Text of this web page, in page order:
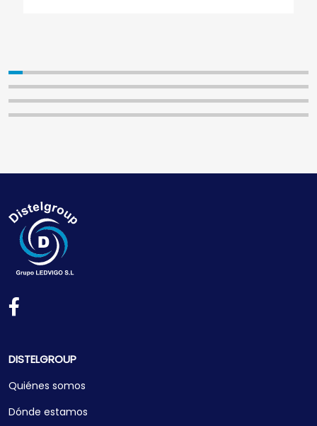
DISTELGROUP
Quiénes somos
Dónde estamos